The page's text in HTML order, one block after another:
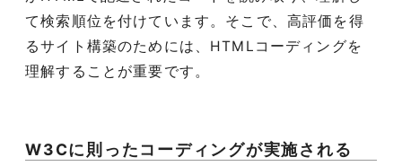
て検索順位を付けています。そこで、高評価を得
るサイト構築のためには、HTMLコーディングを
理解することが重要です。
W3Cに則ったコーディングが実施される